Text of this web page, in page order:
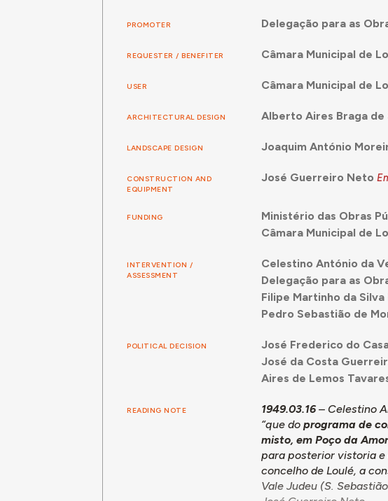
PROMOTER Delegação para as
REQUESTER / BENEFITER Câmara Municipal de
USER Câmara Municipal de
ARCHITECTURAL DESIGN Alberto Aires Braga de
LANDSCAPE DESIGN Joaquim António
CONSTRUCTION AND
EQUIPMENT
José Guerreiro Neto
FUNDING Ministério das Obras
Câmara Municipal de
INTERVENTION /
ASSESSMENT
Celestino António da
Delegação para as
Filipe Martinho da Silva
Pedro Sebastião de
POLITICAL DECISION José Frederico do
José da Costa
Aires de Lemos
READING NOTE 1949.03.16– Celestino
“que do programa de
misto, em Poço da
para posterior vistoria e
concelho de Loulé, a
Vale Judeu (S.